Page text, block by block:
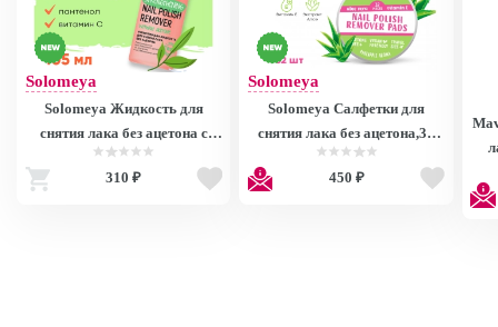
Solomeya
Solomeya Жидкость для
снятия лака без ацетона с
Витамином В5,
Оранжевая/Strengthening Nail
310 ₽
Solomeya
Solomeya Салфетки для
снятия лака без ацетона,32
шт / Nail polish remover pads
acetone free, 32 pcs
450 ₽